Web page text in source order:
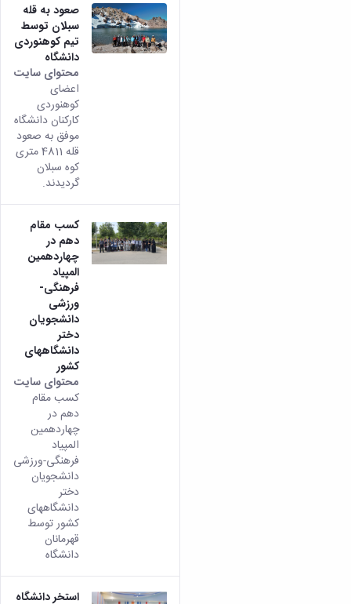
صعود به قله
سبلان توسط
تیم کوهنوردی
دانشگاه
محتوای سایت
اعضای
کوهنوردی
کارکنان دانشگاه
موفق به صعود
قله 4811 متری
کوه سبلان
گردیدند.
کسب مقام
دهم در
چهاردهمین
المپیاد
فرهنگی-
ورزشی
دانشجویان
دختر
دانشگاههای
کشور
محتوای سایت
کسب مقام
دهم در
چهاردهمین
المپیاد
فرهنگی-ورزشی
دانشجویان
دختر
دانشگاههای
کشور توسط
قهرمانان
دانشگاه
استخر دانشگاه